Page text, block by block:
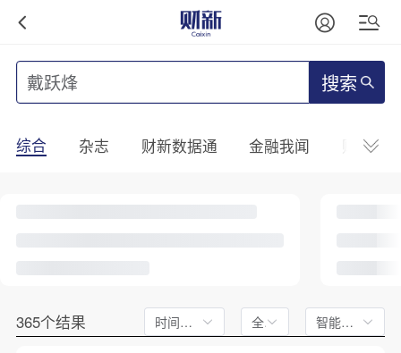
搜索
综合 杂志 财新数据通 金融我闻 财新
365个结果 时间不限 全文 智能排序